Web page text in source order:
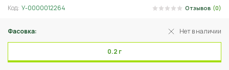
Код: У-0000012264 Отзывов (0)
Фасовка: Нет в наличии
0.2 г